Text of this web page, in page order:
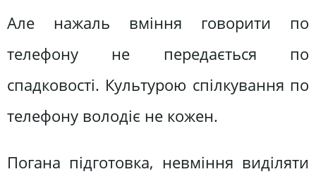
Але нажаль вміння говорити по
телефону не передається по
спадковості. Культурою спілкування по
телефону володіє не кожен.
Погана підготовка, невміння виділяти